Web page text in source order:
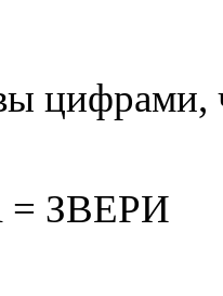
цифрами,
ЗВЕРИ